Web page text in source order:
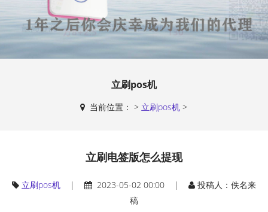
立刷pos机
当前位置：> 立刷pos机 >
立刷电签版怎么提现
立刷pos机| 2023-05-02 00:00 |
投稿人：佚名来
稿